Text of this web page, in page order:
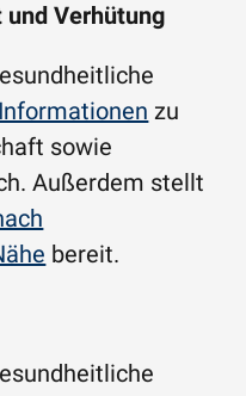
und Verhütung
zu
sowie
Außerdem stellt
bereit.